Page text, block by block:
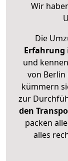
Wir
Die
Erfahrung
und
von Berlin
kümmern
zur
den
packen
alles